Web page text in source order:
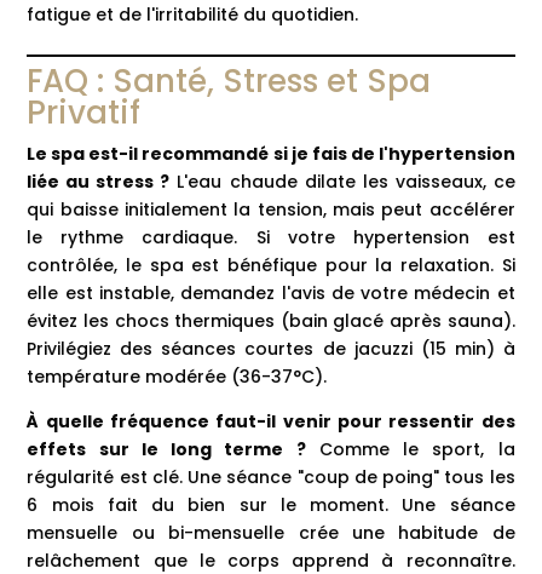
fatigue et de l'irritabilité du quotidien.
FAQ : Santé, Stress et Spa
Privatif
Le spa est-il recommandé si je fais de l'hypertension
liée au stress ? L'eau chaude dilate les vaisseaux, ce
qui baisse initialement la tension, mais peut accélérer
le rythme cardiaque. Si votre hypertension est
contrôlée, le spa est bénéfique pour la relaxation. Si
elle est instable, demandez l'avis de votre médecin et
évitez les chocs thermiques (bain glacé après sauna).
Privilégiez des séances courtes de jacuzzi (15 min) à
température modérée (36-37°C).
À quelle fréquence faut-il venir pour ressentir des
effets sur le long terme ?Comme le sport, la
régularité est clé. Une séance "coup de poing" tous les
6 mois fait du bien sur le moment. Une séance
mensuelle ou bi-mensuelle crée une habitude de
relâchement que le corps apprend à reconnaître.